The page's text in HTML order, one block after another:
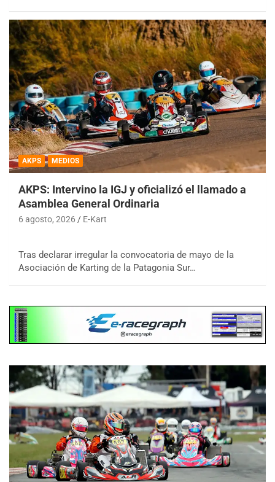
AKPS MEDIOS
AKPS: Intervino la IGJ y oficializó el llamado a
Asamblea General Ordinaria
6 agosto, 2026 E-Kart
Tras declarar irregular la convocatoria de mayo de la
Asociación de Karting de la Patagonia Sur…